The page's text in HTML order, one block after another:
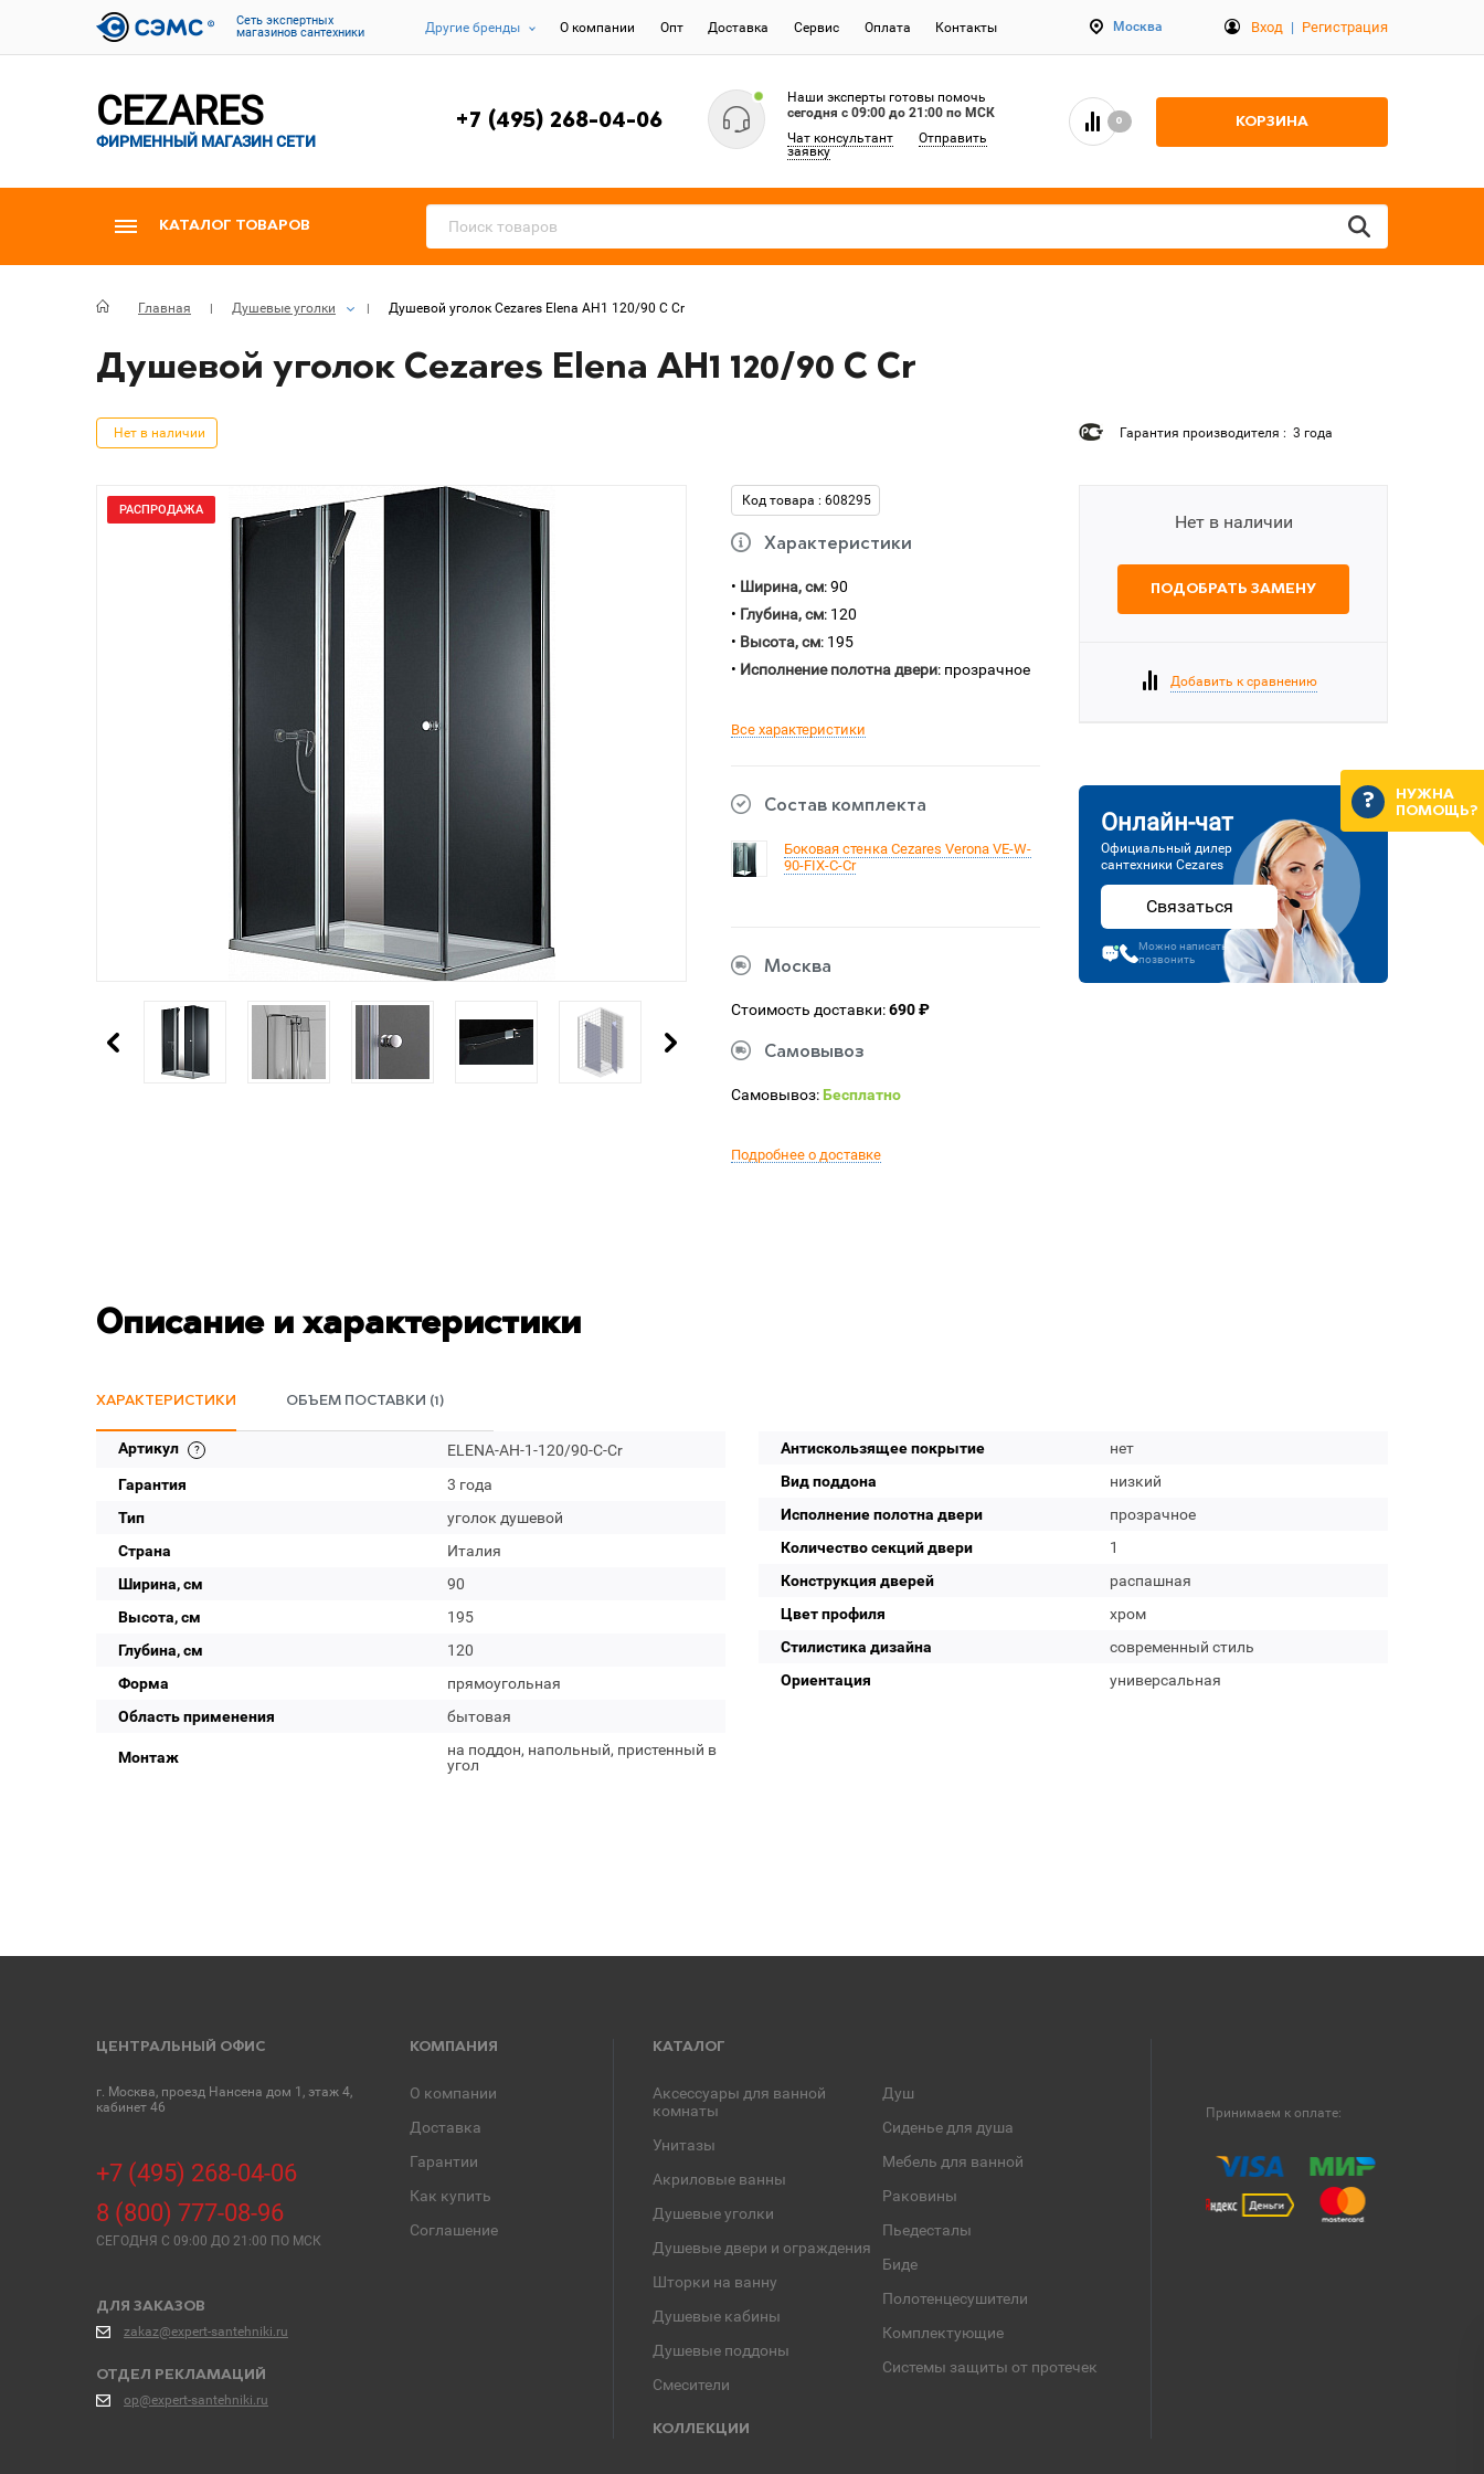
Cеть экспертных
магазинов сантехники
Другие бренды О компании Опт Доставка Сервис Оплата Контакты Москва Вход | Регистрация
CEZARES
ФИРМЕННЫЙ МАГАЗИН СЕТИ
+7 (495) 268-04-06
Наши эксперты готовы помочь
сегодня c 09:00 до 21:00 по МСК
Чат консультант
Отправить
заявку
0 КОРЗИНА
КАТАЛОГ ТОВАРОВ
Главная Душевые уголки Душевой уголок Cezares Elena AH1 120/90 C Cr
Душевой уголок Cezares Elena AH1 120/90 C Cr
Нет в наличии Гарантия производителя : 3 года
РАСПРОДАЖА
Код товара : 608295
Характеристики
• Ширина, см: 90
• Глубина, см: 120
• Высота, см: 195
• Исполнение полотна двери: прозрачное
Все характеристики
Состав комплекта
Боковая стенка Cezares Verona VE-W-
90-FIX-C-Cr
Москва
Стоимость доставки:690 ₽
Самовывоз
Самовывоз:Бесплатно
Подробнее о доставке
Нет в наличии
ПОДОБРАТЬ ЗАМЕНУ
Добавить к сравнению
Онлайн-чат
Официальный дилер
сантехники Cezares
Связаться
Можно написать или
позвонить
Описание и характеристики
ХАРАКТЕРИСТИКИ ОБЪЕМ ПОСТАВКИ (1)
Артикул
ELENA-AH-1-120/90-C-Cr
Гарантия
3 года
Тип
уголок душевой
Страна
Италия
Ширина, см
90
Высота, см
195
Глубина, см
120
Форма
прямоугольная
Область применения
бытовая
Монтаж
на поддон, напольный, пристенный в
угол
Антискользящее покрытие
нет
Вид поддона
низкий
Исполнение полотна двери
прозрачное
Количество секций двери
1
Конструкция дверей
распашная
Цвет профиля
хром
Стилистика дизайна
современный стиль
Ориентация
универсальная
ЦЕНТРАЛЬНЫЙ ОФИС
г. Москва, проезд Нансена дом 1, этаж 4,
кабинет 46
+7 (495) 268-04-06
8 (800) 777-08-96
СЕГОДНЯ C 09:00 ДО 21:00 ПО МСК
ДЛЯ ЗАКАЗОВ
zakaz@expert-santehniki.ru
ОТДЕЛ РЕКЛАМАЦИЙ
op@expert-santehniki.ru
КОМПАНИЯ
О компании
Доставка
Гарантии
Как купить
Соглашение
КАТАЛОГ
Аксессуары для ванной
комнаты
Унитазы
Акриловые ванны
Душевые уголки
Душевые двери и ограждения
Шторки на ванну
Душевые кабины
Душевые поддоны
Смесители
Душ
Сиденье для душа
Мебель для ванной
Раковины
Пьедесталы
Биде
Полотенцесушители
Комплектующие
Системы защиты от протечек
КОЛЛЕКЦИИ
Принимаем к оплате:
НУЖНА
ПОМОЩЬ?